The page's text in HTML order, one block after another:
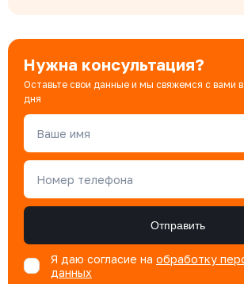
Нужна консультация?
Оставьте свои данные и мы свяжемся с вами
дня
Ваше имя
Номер телефона
Отправить
Я даю согласие на обработку
данных